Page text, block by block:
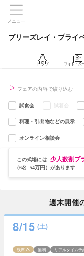
メニュー
ブリーズレイ・プライ
トップ フォト・ム
フェアの内容で絞り込む
試食会 試着会
料理・引出物などの展示
オンライン相談会
この式場には 少人数割プ
（6名 54万円）があります
週末開催
8/15 (土)
残席 無料 リアルタイム予